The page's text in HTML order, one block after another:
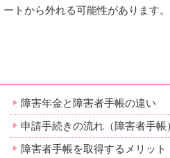
ートから外れる可能性があります。
障害年金と障害者手帳の違い
申請手続きの流れ（障害者手帳
障害者手帳を取得するメリット